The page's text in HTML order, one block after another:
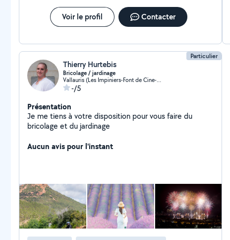
coordonnées. Belle journée à vous et à très vite pour
vos projets !Voir le profil Contacter
Particulier
Thierry Hurtebis
Bricolage / jardinage
Vallauris (Les Impiniers-Font de Cine-Vaucontrade)
-/5
Présentation
Je me tiens à votre disposition pour vous faire du
bricolage et du jardinage
Aucun avis pour l'instant